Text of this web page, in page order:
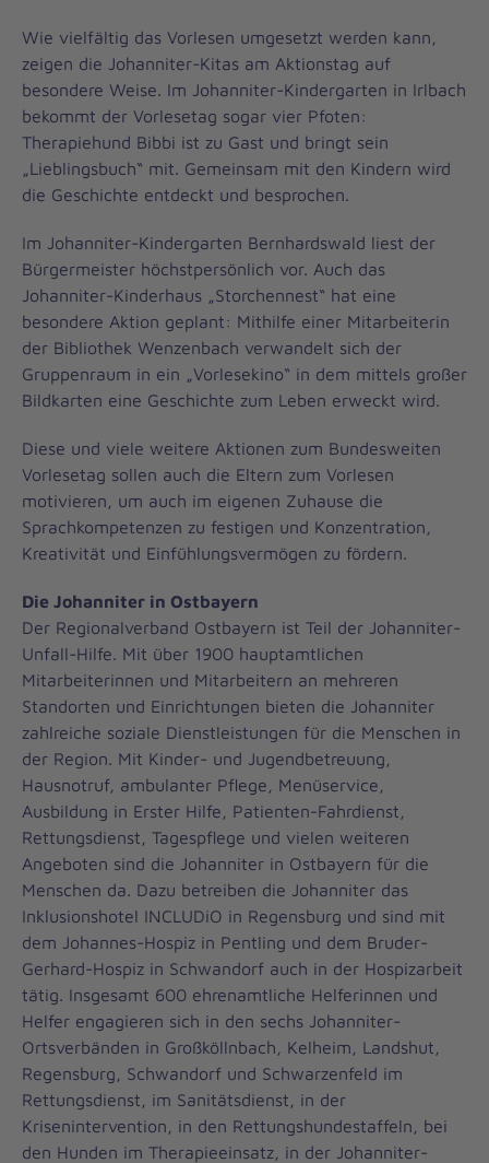
Wie vielfältig das Vorlesen umgesetzt werden kann,
zeigen die Johanniter-Kitas am Aktionstag auf
besondere Weise. Im Johanniter-Kindergarten in Irlbach
bekommt der Vorlesetag sogar vier Pfoten:
Therapiehund Bibbi ist zu Gast und bringt sein
„Lieblingsbuch“ mit. Gemeinsam mit den Kindern wird
die Geschichte entdeckt und besprochen.
Im Johanniter-Kindergarten Bernhardswald liest der
Bürgermeister höchstpersönlich vor. Auch das
Johanniter-Kinderhaus „Storchennest“ hat eine
besondere Aktion geplant: Mithilfe einer Mitarbeiterin
der Bibliothek Wenzenbach verwandelt sich der
Gruppenraum in ein „Vorlesekino“ in dem mittels großer
Bildkarten eine Geschichte zum Leben erweckt wird.
Diese und viele weitere Aktionen zum Bundesweiten
Vorlesetag sollen auch die Eltern zum Vorlesen
motivieren, um auch im eigenen Zuhause die
Sprachkompetenzen zu festigen und Konzentration,
Kreativität und Einfühlungsvermögen zu fördern.
Die Johanniter in Ostbayern
Der Regionalverband Ostbayern ist Teil der Johanniter-
Unfall-Hilfe. Mit über 1900 hauptamtlichen
Mitarbeiterinnen und Mitarbeitern an mehreren
Standorten und Einrichtungen bieten die Johanniter
zahlreiche soziale Dienstleistungen für die Menschen in
der Region. Mit Kinder- und Jugendbetreuung,
Hausnotruf, ambulanter Pflege, Menüservice,
Ausbildung in Erster Hilfe, Patienten-Fahrdienst,
Rettungsdienst, Tagespflege und vielen weiteren
Angeboten sind die Johanniter in Ostbayern für die
Menschen da. Dazu betreiben die Johanniter das
Inklusionshotel INCLUDiO in Regensburg und sind mit
dem Johannes-Hospiz in Pentling und dem Bruder-
Gerhard-Hospiz in Schwandorf auch in der Hospizarbeit
tätig. Insgesamt 600 ehrenamtliche Helferinnen und
Helfer engagieren sich in den sechs Johanniter-
Ortsverbänden in Großköllnbach, Kelheim, Landshut,
Regensburg, Schwandorf und Schwarzenfeld im
Rettungsdienst, im Sanitätsdienst, in der
Krisenintervention, in den Rettungshundestaffeln, bei
den Hunden im Therapieeinsatz, in der Johanniter-